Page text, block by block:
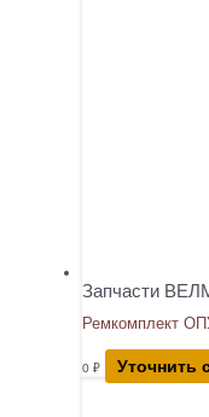
Запчасти
Ремкомплект
0 ₽ Уточнить